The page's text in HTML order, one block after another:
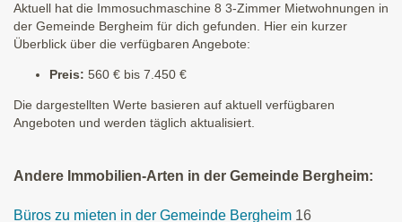
Aktuell hat die Immosuchmaschine 8 3-Zimmer Mietwohnungen in
der Gemeinde Bergheim für dich gefunden. Hier ein kurzer
Überblick über die verfügbaren Angebote:
Preis: 560 € bis 7.450 €
Die dargestellten Werte basieren auf aktuell verfügbaren
Angeboten und werden täglich aktualisiert.
Andere Immobilien-Arten in der Gemeinde Bergheim:
Büros zu mieten in der Gemeinde Bergheim 16